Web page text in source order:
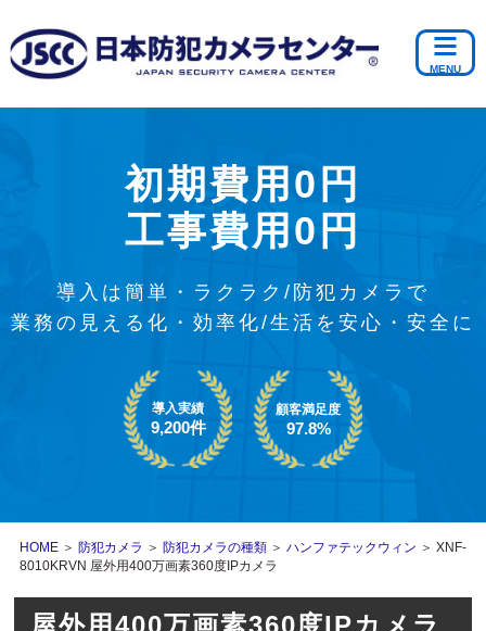
初期費用0円
工事費用0円
導入は簡単・ラクラク/防犯カメラで
業務の見える化・効率化/生活を安心・安全に
導入実績
9,200件
顧客満足度
97.8%
HOME ＞ 防犯カメラ ＞ 防犯カメラの種類 ＞ハンファテックウィン ＞ XNF-
8010KRVN 屋外用400万画素360度IPカメラ